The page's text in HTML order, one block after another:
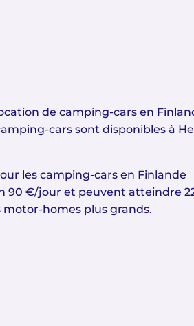
de camping-cars en
cars sont disponibles à
les camping-cars en Finlande
90 €/jour et peuvent atteindre
homes plus grands.